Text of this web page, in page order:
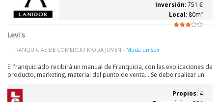
Inversión: 751 €
Local: 80m²
Levi's
FRANQUICIAS DE COMERCIO MODA JOVEN - Moda unisex
El franquiciado recibirá un manual de Franquicia, con las explicaciones de
producto, marketing, material del punto de venta... Se debe realizar un
de los modelos, las tallas, colores y cantidades. Se realizará un
seguimiento...
Propios: 4